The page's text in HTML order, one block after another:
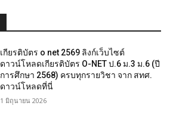
เกียรติบัตร o net 2569 ลิงก์เว็บไซต์
ดาวน์โหลดเกียรติบัตร O-NET ป.6 ม.3 ม.6 (ปี
การศึกษา 2568) ครบทุกรายวิชา จาก สทศ.
ดาวน์โหลดที่นี่
1 มิถุนายน 2026